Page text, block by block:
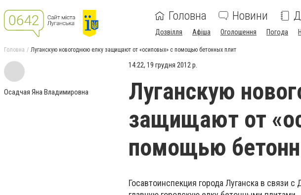
Головна Новини
Дозвілля Афіша Оголошення Погода
Головна Луганскую новогоднюю елку защищают от «осиповых» с помощью бетонных плит
Осадчая Яна Владимировна
14:22, 19 грудня 2012 р.
Луганскую
защищают от
помощью
Госавтоинспекция города Луганска в связи